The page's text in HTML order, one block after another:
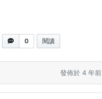
0 閱讀
發佈於 4 年前